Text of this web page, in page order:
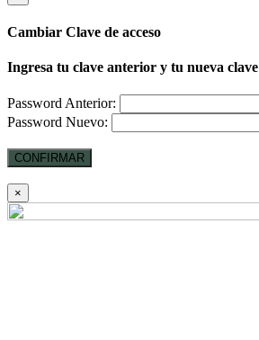
Cambiar Clave de acceso
Ingresa tu clave anterior y tu nueva clave
Password Anterior:
Password Nuevo:
CONFIRMAR
×